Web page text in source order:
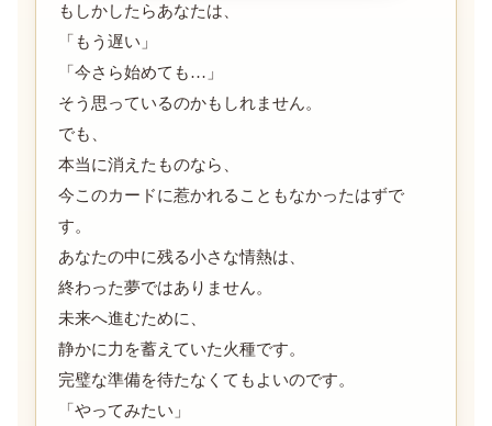
もしかしたらあなたは、
「もう遅い」
「今さら始めても…」
そう思っているのかもしれません。
でも、
本当に消えたものなら、
今このカードに惹かれることもなかったはずで
す。
あなたの中に残る小さな情熱は、
終わった夢ではありません。
未来へ進むために、
静かに力を蓄えていた火種です。
完璧な準備を待たなくてもよいのです。
「やってみたい」